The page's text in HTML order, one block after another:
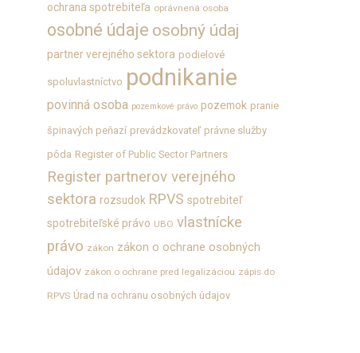
ochrana spotrebiteľa oprávnená osoba
osobné údaje osobný údaj
partner verejného sektora podielové
spoluvlastníctvo podnikanie
povinná osoba pozemkové právo pozemok pranie
špinavých peňazí prevádzkovateľ právne služby
pôda Register of Public Sector Partners
Register partnerov verejného
sektora rozsudok RPVS spotrebiteľ
spotrebiteľské právo UBO vlastnícke
právo zákon zákon o ochrane osobných
údajov zákon o ochrane pred legalizáciou zápis do
RPVS Úrad na ochranu osobných údajov